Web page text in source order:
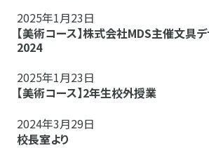
2025年1月23日
【美術コース】株式会社MDS主催文具
2024
2025年1月23日
【美術コース】2年生校外授業
2024年3月29日
校長室より